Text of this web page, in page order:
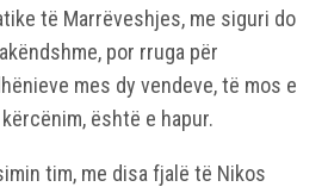
të Marrëveshjes, me siguri do
por rruga për
mes dy vendeve, të mos e
është e hapur.
tim, me disa fjalë të Nikos